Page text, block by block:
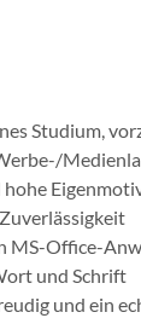
Studium,
MS-Office-
und Schrift
und ein